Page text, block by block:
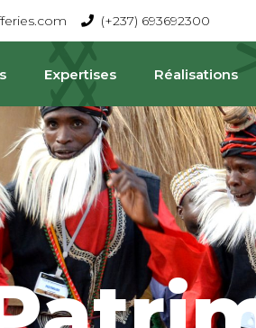
(+237) 693692300
Expertises Réalisations